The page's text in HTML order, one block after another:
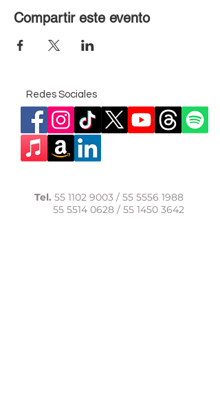
Compartir este evento
Redes Sociales
Tel. 55 1102 9003 / 55 5556 1988
55 5514 0628/ 55 1450 3642